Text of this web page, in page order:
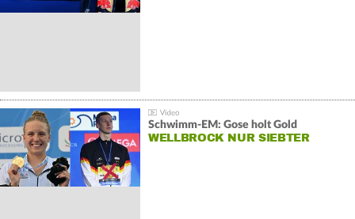
Schwimm-EM: Gose holt Gold
WELLBROCK NUR SIEBTER